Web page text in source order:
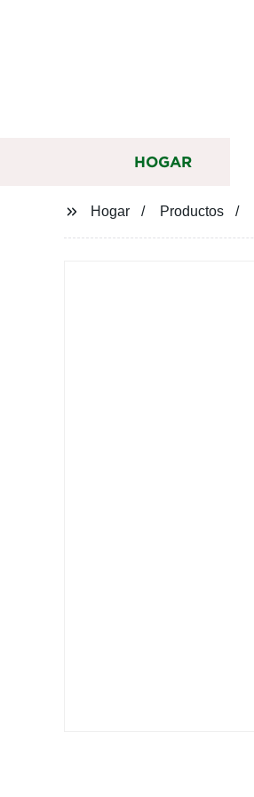
HOGAR
Hogar Productos